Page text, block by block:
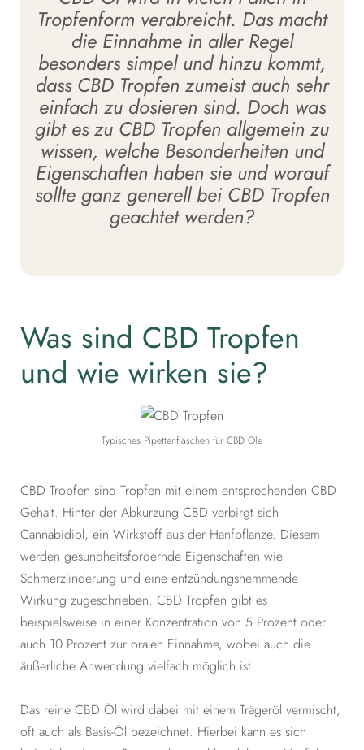
Tropfenform verabreicht. Das macht
die Einnahme in aller Regel
besonders simpel und hinzu kommt,
dass CBD Tropfen zumeist auch sehr
einfach zu dosieren sind. Doch was
gibt es zu CBD Tropfen allgemein zu
wissen, welche Besonderheiten und
Eigenschaften haben sie und worauf
sollte ganz generell bei CBD Tropfen
geachtet werden?
Was sind CBD Tropfen
und wie wirken sie?
Typisches Pipettenfläschen für CBD Öle
CBD Tropfen sind Tropfen mit einem entsprechenden CBD
Gehalt. Hinter der Abkürzung CBD verbirgt sich
Cannabidiol, ein Wirkstoff aus der Hanfpflanze. Diesem
werden gesundheitsfördernde Eigenschaften wie
Schmerzlinderung und eine entzündungshemmende
Wirkung zugeschrieben. CBD Tropfen gibt es
beispielsweise in einer Konzentration von 5 Prozent oder
auch 10 Prozent zur oralen Einnahme, wobei auch die
äußerliche Anwendung vielfach möglich ist.
Das reine CBD Öl wird dabei mit einem Trägeröl vermischt,
oft auch als Basis-Öl bezeichnet. Hierbei kann es sich